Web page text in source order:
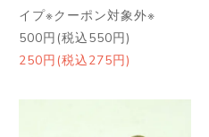
イプ※クーポン対象外※
500円(税込550円)
250円(税込275円)